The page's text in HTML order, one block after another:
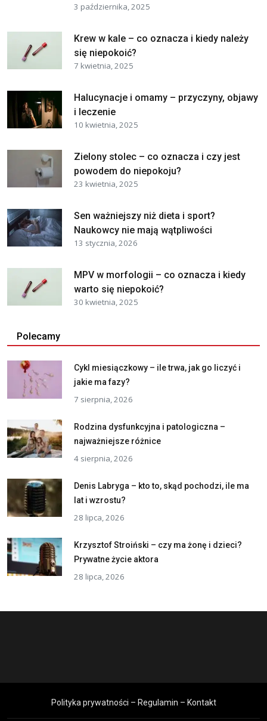
3 października, 2025
Krew w kale – co oznacza i kiedy należy
się niepokoić?
7 kwietnia, 2025
Halucynacje i omamy – przyczyny, objawy
i leczenie
10 kwietnia, 2025
Zielony stolec – co oznacza i czy jest
powodem do niepokoju?
23 kwietnia, 2025
Sen ważniejszy niż dieta i sport?
Naukowcy nie mają wątpliwości
13 stycznia, 2026
MPV w morfologii – co oznacza i kiedy
warto się niepokoić?
30 kwietnia, 2025
Polecamy
Cykl miesiączkowy – ile trwa, jak go liczyć i
jakie ma fazy?
7 sierpnia, 2026
Rodzina dysfunkcyjna i patologiczna –
najważniejsze różnice
4 sierpnia, 2026
Denis Labryga – kto to, skąd pochodzi, ile ma
lat i wzrostu?
28 lipca, 2026
Krzysztof Stroiński – czy ma żonę i dzieci?
Prywatne życie aktora
28 lipca, 2026
Polityka prywatności – Regulamin – Kontakt